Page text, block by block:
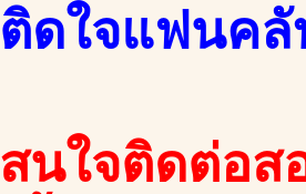
ติดใจแฟนคลั
สนใจติดต่อส